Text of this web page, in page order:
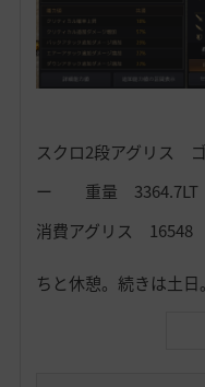
スクロ2段アグリス
ー 重量 3364.7LT
消費アグリス
ちと休憩。続きは土日。